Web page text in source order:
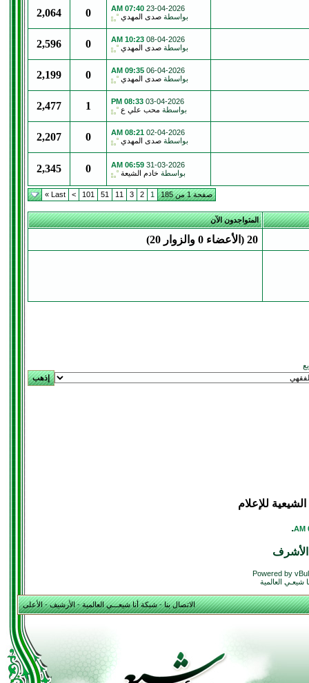
23-04-2026
07:40 AM
بواسطة صدى المهدي 0
2,064
08-04-2026
10:23 AM
بواسطة صدى المهدي 0
2,596
06-04-2026
09:35 AM
بواسطة صدى المهدي 0
2,199
03-04-2026
08:33 PM
بواسطة محب علي ع 1
2,477
02-04-2026
08:21 AM
بواسطة صدى المهدي 0
2,207
31-03-2026
06:59 AM
بواسطة خادم الشيعة 0
2,345
صفحة 1 من 185 1
2
3
11
51
101
>
Last »
المتواجدون الآن
20 (الأعضاء 0 والزوار 20)
للإعلام
.
Powered by
العالمية
الاتصال بنا-شبكة أنا شيعـــي العالمية-الأرشيف-الأعلى